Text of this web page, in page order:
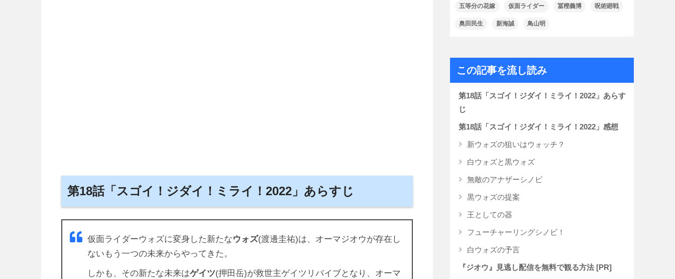
第18話「スゴイ！ジダイ！ミライ！2022」あらすじ
仮面ライダーウォズに変身した新たなウォズ(渡邊圭祐)は、オーマジオウが存在し
ないもう一つの未来からやってきた。
しかも、その新たな未来はゲイツ(押田岳)が救世主ゲイツリバイブとなり、オーマ
五等分の花嫁 仮面ライダー 冨樫義博 呪術廻戦
奥田民生 新海誠 鳥山明
この記事を流し読み
第18話「スゴイ！ジダイ！ミライ！2022」あらす
じ
第18話「スゴイ！ジダイ！ミライ！2022」感想
新ウォズの狙いはウォッチ？
白ウォズと黒ウォズ
無敵のアナザーシノビ
黒ウォズの提案
王としての器
フューチャーリングシノビ！
白ウォズの予言
『ジオウ』見逃し配信を無料で観る方法 [PR]